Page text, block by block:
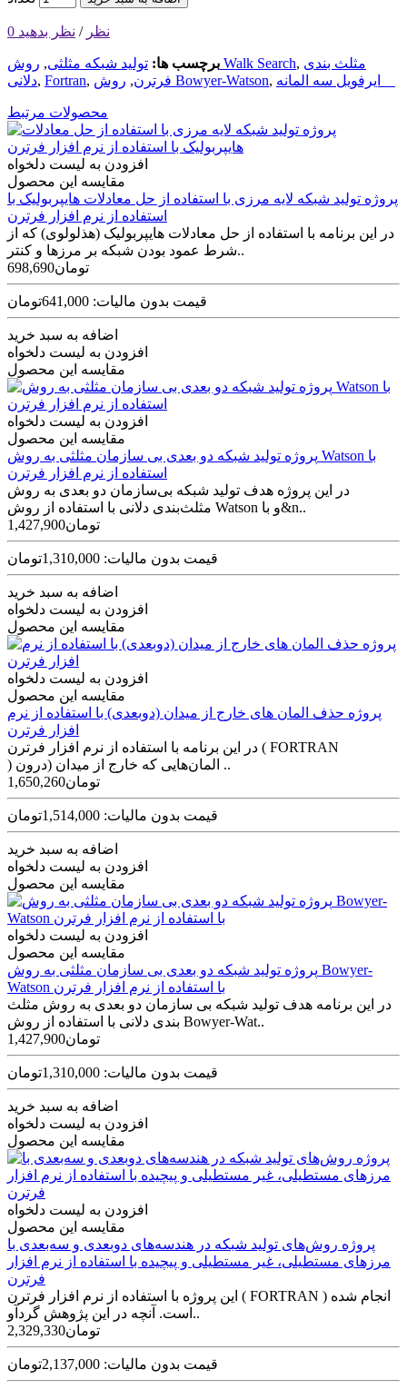
0 نظر / نظر بدهید
برچسب ها: تولید شبکه مثلثی, روش Walk Search, مثلث بندی
دلانی, Fortran, فرترن, روش Bowyer-Watson,
محصولات مرتبط
افزودن به لیست دلخواه
مقایسه این محصول
پروژه تولید شبکه لایه مرزی با استفاده از حل معادلات هایپربولیک با
استفاده از نرم افزار فرترن
در این برنامه با استفاده از حل معادلات هایپربولیک (هذلولوی) که از
شرط عمود بودن شبکه بر مرزها و کنتر..
698,690تومان
قیمت بدون مالیات: 641,000تومان
اضافه به سبد خرید
افزودن به لیست دلخواه
مقایسه این محصول
افزودن به لیست دلخواه
مقایسه این محصول
پروژه تولید شبکه دو بعدی بی سازمان مثلثی به روش Watson با
استفاده از نرم افزار فرترن
در این پروژه هدف تولید شبکه بی‌سازمان دو بعدی به روش
مثلث‌بندی دلانی با استفاده از روش Watson و با&n..
1,427,900تومان
قیمت بدون مالیات: 1,310,000تومان
اضافه به سبد خرید
افزودن به لیست دلخواه
مقایسه این محصول
افزودن به لیست دلخواه
مقایسه این محصول
پروژه حذف المان های خارج از میدان (دوبعدی) با استفاده از نرم
افزار فرترن
در این برنامه با استفاده از نرم افزار فرترن ( FORTRAN
) المان‌هایی که خارج از میدان (درون ..
1,650,260تومان
قیمت بدون مالیات: 1,514,000تومان
اضافه به سبد خرید
افزودن به لیست دلخواه
مقایسه این محصول
افزودن به لیست دلخواه
مقایسه این محصول
پروژه تولید شبکه دو بعدی بی سازمان مثلثی به روش Bowyer-
Watson با استفاده از نرم افزار فرترن
در این برنامه هدف تولید شبکه بی ­سازمان دو بعدی به روش مثلث­‌
بندی دلانی با استفاده از روش Bowyer-Wat..
1,427,900تومان
قیمت بدون مالیات: 1,310,000تومان
اضافه به سبد خرید
افزودن به لیست دلخواه
مقایسه این محصول
افزودن به لیست دلخواه
مقایسه این محصول
پروژه روش‌های تولید شبکه در هندسه‌های دوبعدی و سه‌بعدی با
مرز‌های مستطیلی، غیر مستطیلی و پیچیده با استفاده از نرم افزار
فرترن
این پروژه با استفاده از نرم افزار فرترن ( FORTRAN ) انجام شده
است. آنچه در این پژوهش گردآو..
2,329,330تومان
قیمت بدون مالیات: 2,137,000تومان